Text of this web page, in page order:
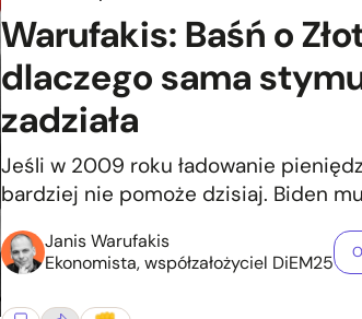
Warufakis: Baśń o
dlaczego sama
zadziała
Jeśli w 2009 roku ładowanie
bardziej nie pomoże dzisiaj. Biden
Janis Warufakis
Ekonomista, współzałożyciel DiEM25